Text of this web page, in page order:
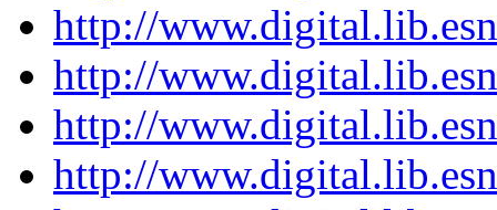
http://
http://
http://
http://